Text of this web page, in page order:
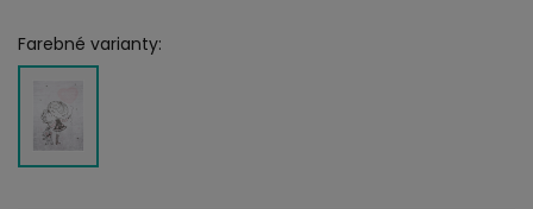
Farebné varianty: